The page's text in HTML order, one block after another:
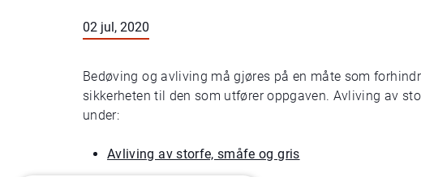
02 jul, 2020
Bedøving og avliving må gjøres på en måte som
sikkerheten til den som utfører oppgaven. Avliving av
under:
Avliving av storfe, småfe og gris